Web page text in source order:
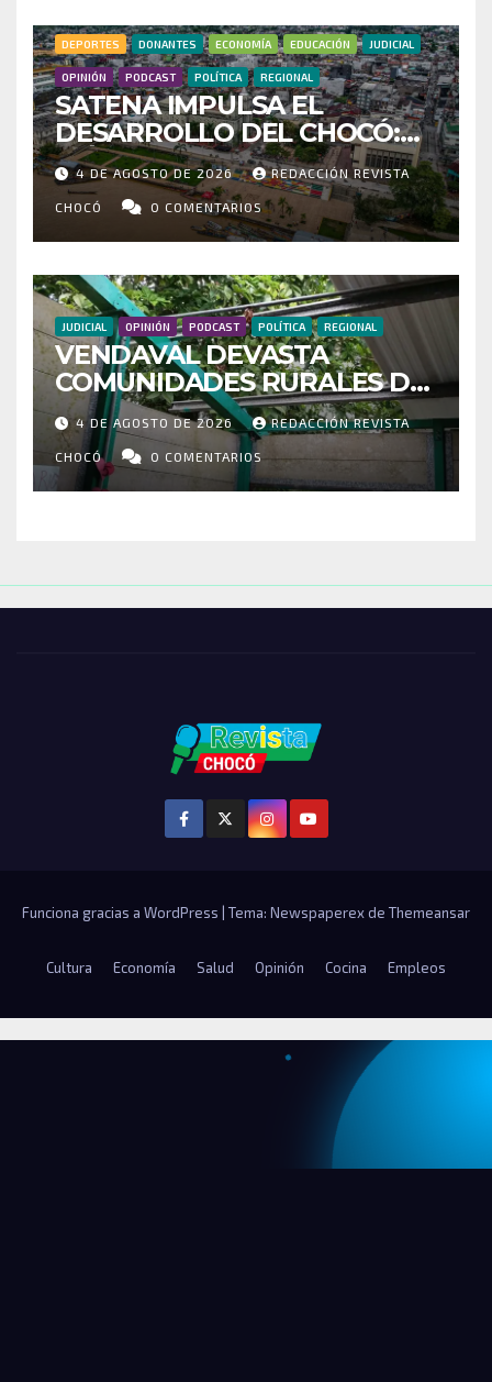
DEPORTES DONANTES ECONOMÍA EDUCACIÓN JUDICIAL
OPINIÓN PODCAST POLÍTICA REGIONAL
SATENA IMPULSA EL
DESARROLLO DEL CHOCÓ:
MÁS DE 35 MIL PASAJEROS
MOVILIZADOS Y NUEVAS
RUTAS FORTALECEN LA
CONECTIVIDAD
4 DE AGOSTO DE 2026 REDACCIÓN REVISTA
CHOCÓ 0 COMENTARIOS
JUDICIAL OPINIÓN PODCAST POLÍTICA REGIONAL
VENDAVAL DEVASTA
COMUNIDADES RURALES DE
RIOSUCIO: ESCUELAS,
VIVIENDAS Y CEMENTERIO
ENTRE LOS AFECTADOS
4 DE AGOSTO DE 2026 REDACCIÓN REVISTA
CHOCÓ 0 COMENTARIOS
Funciona gracias a WordPress Tema: Newspaperex de Themeansar
Cultura Economía Salud Opinión Cocina Empleos